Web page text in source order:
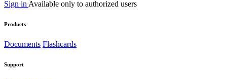
Sign in Available only to authorized users
Products
Documents Flashcards
Support